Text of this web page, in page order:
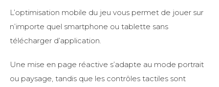
L’optimisation mobile du jeu vous permet de jouer sur
n’importe quel smartphone ou tablette sans
télécharger d’application.
Une mise en page réactive s’adapte au mode portrait
ou paysage, tandis que les contrôles tactiles sont